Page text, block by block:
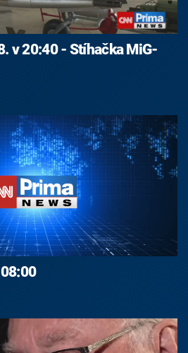
v 20:40 - Stíhačka MiG-